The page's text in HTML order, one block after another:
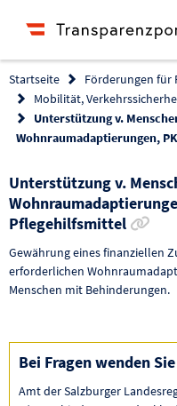
Startseite Förderungen für
Mobilität,
Unterstützung v.
Wohnraumadaptierungen,
Unterstützung v.
Pflegehilfsmittel
Gewährung eines finanziellen
erforderlichen
Menschen mit Behinderungen.
Bei Fragen wenden
Amt der Salzburger